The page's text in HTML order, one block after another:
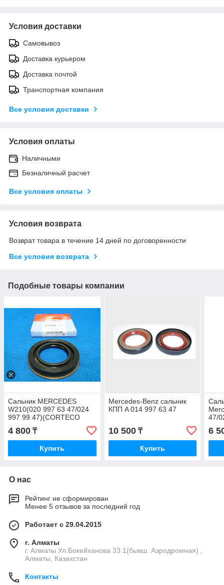
Условия доставки
Самовывоз
Доставка курьером
Доставка почтой
Транспортная компания
Все условия доставки
Условия оплаты
Наличными
Безналичный расчет
Все условия оплаты
Условия возврата
Возврат товара в течение 14 дней по договоренности
Все условия возврата
Подобные товары компании
Сальник MERCEDES
W210(020 997 63 47/024
997 99 47)(CORTECO
01031603B)
4 800 ₸
Купить
Mercedes-Benz сальник
КПП A 014 997 63 47
10 500₸
Купить
47/
6
О нас
Рейтинг не сформирован
Менее 5 отзывов за последний год
Работает с 29.04.2015
г. Алматы
г. Алматы Ул.Бокейханова 33.1(бывш. Аэродромная) ,
Алматы, Казахстан
Контакты